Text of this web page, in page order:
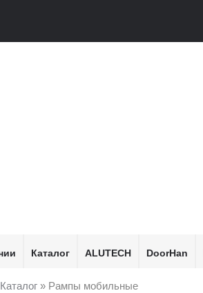
Каталог ALUTECH DoorHan
Каталог » Рампы мобильные